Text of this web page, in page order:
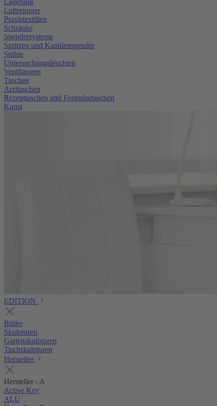
Lagerung
Luftreiniger
Praxistextilien
Schränke
Spendersysteme
Spritzen und Kanülenspender
Stühle
Untersuchungsleuchten
Ventilatoren
Taschen
Arzttaschen
Rezepttaschen und Formulartaschen
Kunst
EDITION
Bilder
Skulpturen
Gartenskulpturen
Tischskulpturen
Hersteller
Hersteller - A
Active Key
ALU